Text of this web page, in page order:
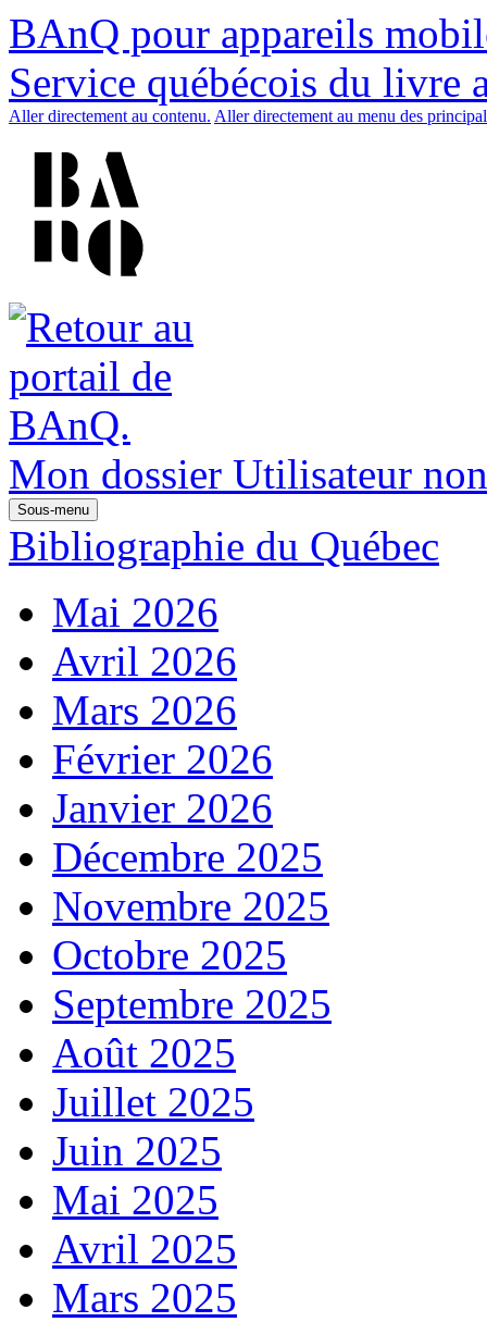
BAnQ pour appareils
Service québécois du livre
Aller directement au contenu. Aller directement au menu des
Mon dossier Utilisateur
Sous-menu
Bibliographie du Québec
Mai 2026
Avril 2026
Mars 2026
Février 2026
Janvier 2026
Décembre 2025
Novembre 2025
Octobre 2025
Septembre 2025
Août 2025
Juillet 2025
Juin 2025
Mai 2025
Avril 2025
Mars 2025